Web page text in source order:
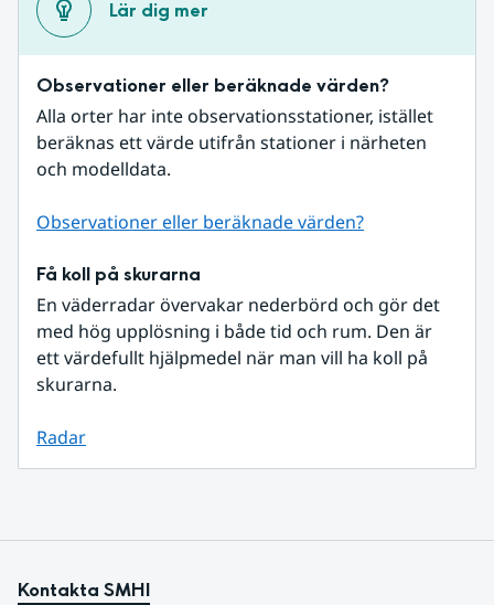
Lär dig mer
Observationer eller beräknade värden?
Alla orter har inte observationsstationer, istället
beräknas ett värde utifrån stationer i närheten
och modelldata.
Observationer eller beräknade värden?
Få koll på skurarna
En väderradar övervakar nederbörd och gör det
med hög upplösning i både tid och rum. Den är
ett värdefullt hjälpmedel när man vill ha koll på
skurarna.
Radar
Kontakta SMHI